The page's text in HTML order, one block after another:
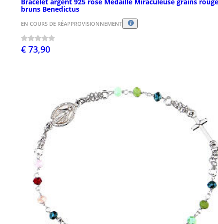
bruns Benedictus
EN COURS DE RÉAPPROVISIONNEMENT
€ 73,90